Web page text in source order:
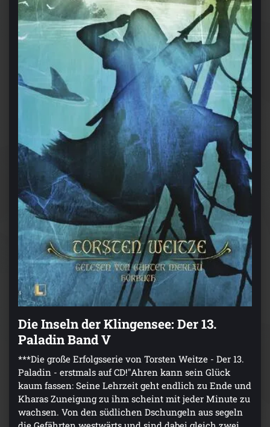
Die Inseln der Klingensee: Der 13.
Paladin Band V
***Die große Erfolgsserie von Torsten Weitze - Der 13.
Paladin - erstmals auf CD!"Ahren kann sein Glück
kaum fassen: Seine Lehrzeit geht endlich zu Ende und
Kharas Zuneigung zu ihm scheint mit jeder Minute zu
wachsen. Von den südlichen Dschungeln aus segeln